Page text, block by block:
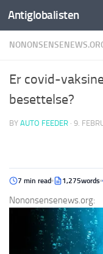
Antiglobalisten
Er covid-
besettelse?
BY AUTO FEEDER · 9.
7 min read 1,275words
Nononsensenews.org: